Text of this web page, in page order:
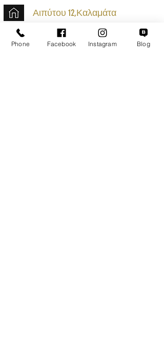
Αιπύτου 12,Καλαμάτα
+30 2721020701
k.mouzos.wix@gmail.com
Phone Facebook Instagram Blog